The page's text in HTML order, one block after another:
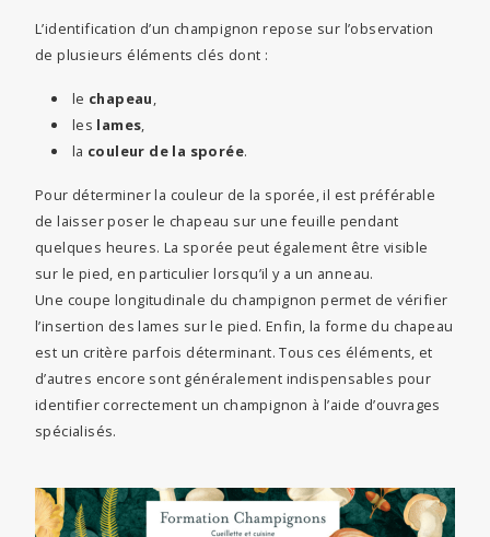
L’identification d’un champignon repose sur l’observation
de plusieurs éléments clés dont :
le chapeau,
les lames,
la couleur de la sporée.
Pour déterminer la couleur de la sporée, il est préférable
de laisser poser le chapeau sur une feuille pendant
quelques heures. La sporée peut également être visible
sur le pied, en particulier lorsqu’il y a un anneau.
Une coupe longitudinale du champignon permet de vérifier
l’insertion des lames sur le pied. Enfin, la forme du chapeau
est un critère parfois déterminant. Tous ces éléments, et
d’autres encore sont généralement indispensables pour
identifier correctement un champignon à l’aide d’ouvrages
spécialisés.